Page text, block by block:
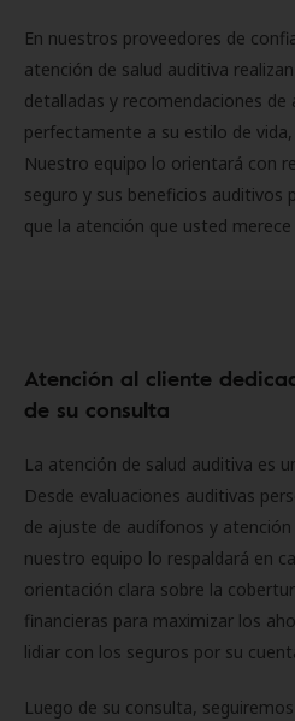
En nuestros proveedores de
atención de salud auditiva
detalladas y recomendaciones
perfectamente a su estilo de
Nuestro equipo lo orientará con
seguro y sus beneficios auditivos
que la atención que usted merece
Atención al cliente
de su consulta
La atención de salud auditiva es
Desde evaluaciones auditivas
de ajuste de audífonos y
nuestro equipo lo respaldará en
orientación clara sobre la
financieras para maximizar los
lidiar con los seguros por su
Luego de su consulta,